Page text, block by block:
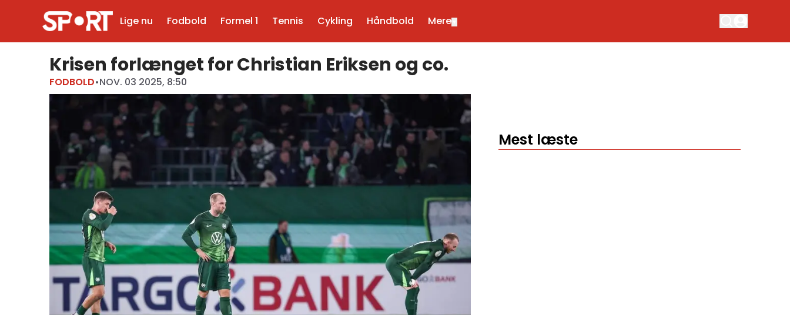
Lige nu Fodbold Formel 1 Tennis Cykling Håndbold Mere
Krisen forlænget for Christian Eriksen og co.
FODBOLD•NOV. 03 2025, 8:50
Mest læste